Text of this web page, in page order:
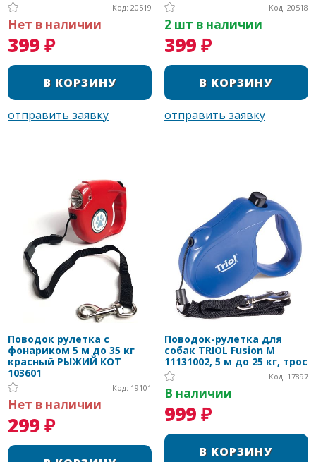
Код: 20519
Нет в наличии
399 ₽
Код: 20518
2 шт в наличии
399 ₽
Поводок рулетка с
фонариком 5 м до 35 кг
красный РЫЖИЙ КОТ
103601
Код: 19101
Нет в наличии
299 ₽
Поводок-рулетка для
собак TRIOL Fusion M
11131002, 5 м до 25 кг, трос
Код: 17897
В наличии
999 ₽